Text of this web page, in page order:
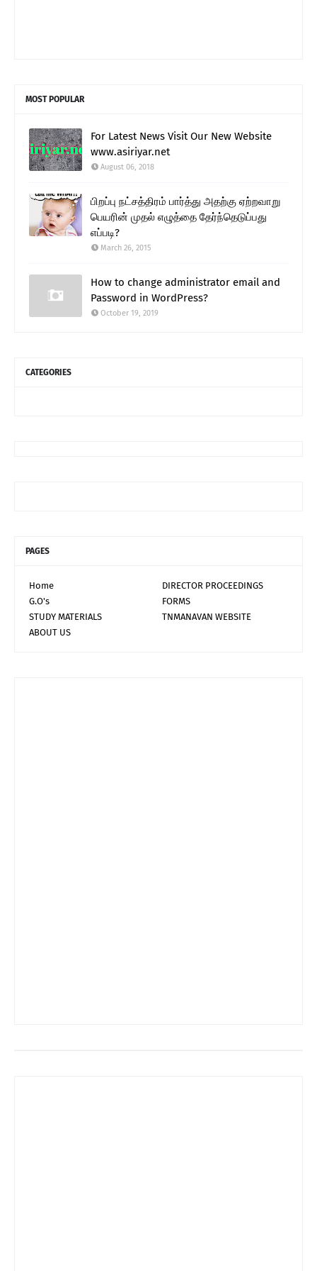
MOST POPULAR
For Latest News Visit Our New Website
www.asiriyar.net
August 06, 2018
பிறப்பு நட்சத்திரம் பார்த்து அதற்கு ஏற்றவாறு
பெயரின் முதல் எழுத்தை தேர்ந்தெடுப்பது
எப்படி?
March 26, 2015
How to change administrator email and
Password in WordPress?
October 19, 2019
CATEGORIES
PAGES
Home
DIRECTOR PROCEEDINGS
G.O's
FORMS
STUDY MATERIALS
TNMANAVAN WEBSITE
ABOUT US